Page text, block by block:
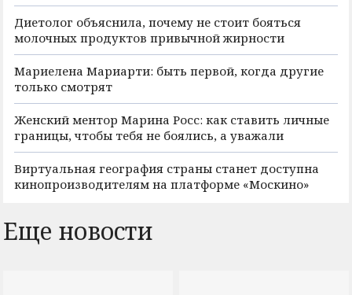
Диетолог объяснила, почему не стоит бояться
молочных продуктов привычной жирности
Мариелена Мариарти: быть первой, когда другие
только смотрят
Женский ментор Марина Росс: как ставить личные
границы, чтобы тебя не боялись, а уважали
Виртуальная география страны станет доступна
кинопроизводителям на платформе «Москино»
Еще новости